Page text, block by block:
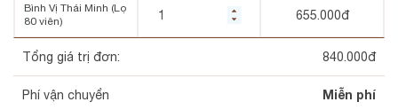
Bình Vị Thái Minh (Lọ
80 viên)
655.000đ
Tổng giá trị đơn: 840.000đ
Phí vận chuyển Miễn phí